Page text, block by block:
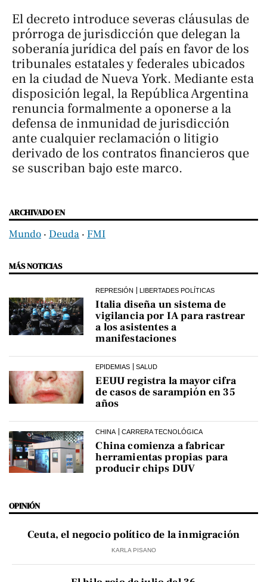
El decreto introduce severas cláusulas de
prórroga de jurisdicción que delegan la
soberanía jurídica del país en favor de los
tribunales estatales y federales ubicados
en la ciudad de Nueva York. Mediante esta
disposición legal, la República Argentina
renuncia formalmente a oponerse a la
defensa de inmunidad de jurisdicción
ante cualquier reclamación o litigio
derivado de los contratos financieros que
se suscriban bajo este marco.
ARCHIVADO EN
Mundo ‧ Deuda ‧ FMI
MÁS NOTICIAS
REPRESIÓN LIBERTADES POLÍTICAS
Italia diseña un sistema de
vigilancia por IA para rastrear
a los asistentes a
manifestaciones
EPIDEMIAS SALUD
EEUU registra la mayor cifra
de casos de sarampión en 35
años
CHINA CARRERA TECNOLÓGICA
China comienza a fabricar
herramientas propias para
producir chips DUV
OPINIÓN
Ceuta, el negocio político de la inmigración
KARLA PISANO